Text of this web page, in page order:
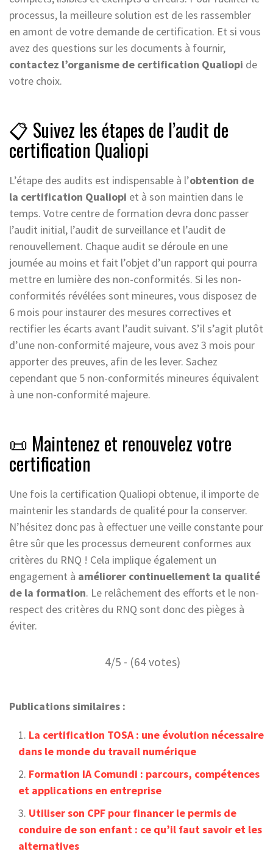
processus, la meilleure solution est de les rassembler
en amont de votre demande de certification. Et si vous
avez des questions sur les documents à fournir,
contactez l’organisme de certification Qualiopi de
votre choix.
📋 Suivez les étapes de l’audit de
certification Qualiopi
L’étape des audits est indispensable à l’obtention de
la certification Qualiopi et à son maintien dans le
temps. Votre centre de formation devra donc passer
l’audit initial, l’audit de surveillance et l’audit de
renouvellement. Chaque audit se déroule en une
journée au moins et fait l’objet d’un rapport qui pourra
mettre en lumière des non-conformités. Si les non-
conformités révélées sont mineures, vous disposez de
6 mois pour instaurer des mesures correctives et
rectifier les écarts avant l’audit suivant. S’il s’agit plutôt
d’une non-conformité majeure, vous avez 3 mois pour
apporter des preuves, afin de les lever. Sachez
cependant que 5 non-conformités mineures équivalent
à une non-conformité majeure.
📜 Maintenez et renouvelez votre
certification
Une fois la certification Qualiopi obtenue, il importe de
maintenir les standards de qualité pour la conserver.
N’hésitez donc pas à effectuer une veille constante pour
être sûr que les processus demeurent conformes aux
critères du RNQ ! Cela implique également un
engagement à améliorer continuellement la qualité
de la formation. Le relâchement des efforts et le non-
respect des critères du RNQ sont donc des pièges à
éviter.
4/5 - (64 votes)
Publications similaires :
La certification TOSA : une évolution nécessaire
dans le monde du travail numérique
Formation IA Comundi : parcours, compétences
et applications en entreprise
Utiliser son CPF pour financer le permis de
conduire de son enfant : ce qu’il faut savoir et les
alternatives